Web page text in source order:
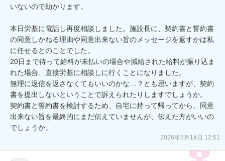
いないので助かります。
本日労基に電話し再度相談しました。施設長に、契約書と誓約書
の同意しかねる理由や同意出来ない旨のメッセージを返すかは私
に任せるとのことでした。
20日まで待って給料が未払いの場合や減給された給料が振り込ま
れた場合、直接労基に相談しに行くことになりました。
無理に返信を返さなくてもいいのかな…？とも思いますが、契約
書を提出しないということで訴えられたりしますでしょうか。
契約書と誓約書を検討するため、自宅に持って帰ってから、同意
出来ない旨を最終的にまだ伝えていませんが、伝えた方がいいの
でしょうか。
2026年5月14日 12:51